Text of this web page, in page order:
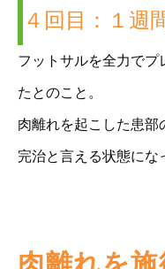
４回目：１週
フットサルを全力でプ
たとのこと。
肉離れを起こした患部
完治と言える状態にな